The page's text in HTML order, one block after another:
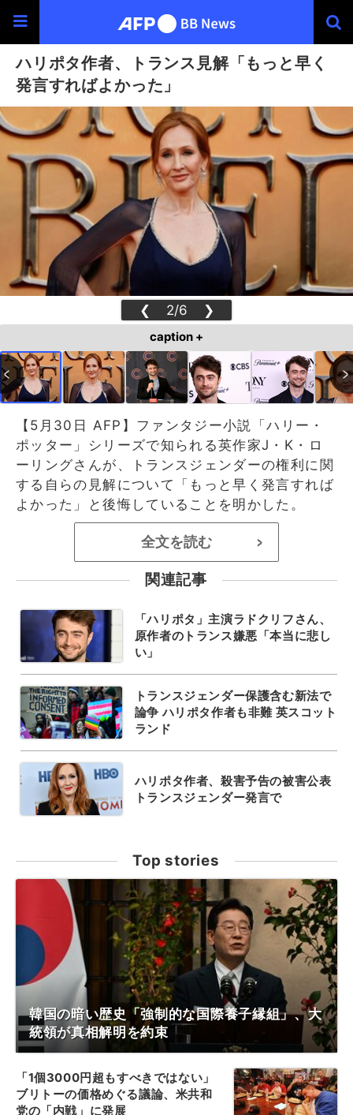
ハリポタ作者、トランス見解「もっと早く
発言すればよかった」
❮ 2/6 ❯
caption +
【5月30日 AFP】ファンタジー小説「ハリー・
ポッター」シリーズで知られる英作家J・K・ロ
ーリングさんが、トランスジェンダーの権利に関
する自らの見解について「もっと早く発言すれば
よかった」と後悔していることを明かした。
全文を読む >
関連記事
「ハリポタ」主演ラドクリフさん、
原作者のトランス嫌悪「本当に悲し
い」
トランスジェンダー保護含む新法で
論争 ハリポタ作者も非難 英スコット
ランド
ハリポタ作者、殺害予告の被害公表
トランスジェンダー発言で
Top stories
韓国の暗い歴史「強制的な国際養子縁組」、大
統領が真相解明を約束
「1個3000円超もすべきではない」
ブリトーの価格めぐる議論、米共和
党の「内戦」に発展